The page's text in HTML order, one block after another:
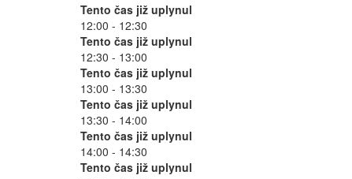
Tento čas již uplynul
12:00 - 12:30
Tento čas již uplynul
12:30 - 13:00
Tento čas již uplynul
13:00 - 13:30
Tento čas již uplynul
13:30 - 14:00
Tento čas již uplynul
14:00 - 14:30
Tento čas již uplynul